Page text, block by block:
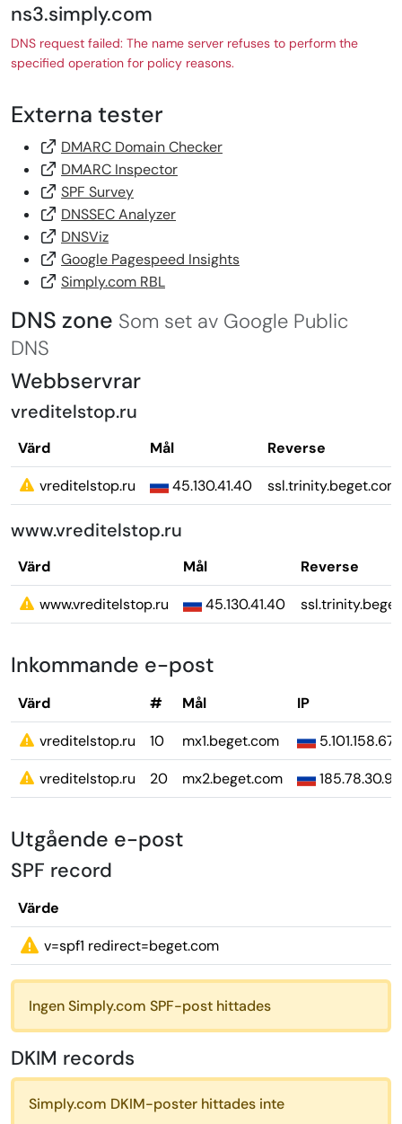
ns3.simply.com
DNS request failed: The name server refuses to perform the
specified operation for policy reasons.
Externa tester
DMARC Domain Checker
DMARC Inspector
SPF Survey
DNSSEC Analyzer
DNSViz
Google Pagespeed Insights
Simply.com RBL
DNS zone Som set av Google Public
DNS
Webbservrar
vreditelstop.ru
Värd Mål
Reverse
vreditelstop.ru
45.130.41.40 ssl.trinity.beget.com
www.vreditelstop.ru
Värd Mål
Reverse
www.vreditelstop.ru
45.130.41.40
Inkommande e-post
Värd # Mål
IP
vreditelstop.ru
10 mx1.beget.com
5.101.158.67
vreditelstop.ru
20 mx2.beget.com 185.78.30.95
Utgående e-post
SPF record
Värde
v=spf1 redirect=beget.com
Ingen Simply.com SPF-post hittades
DKIM records
Simply.com DKIM-poster hittades inte